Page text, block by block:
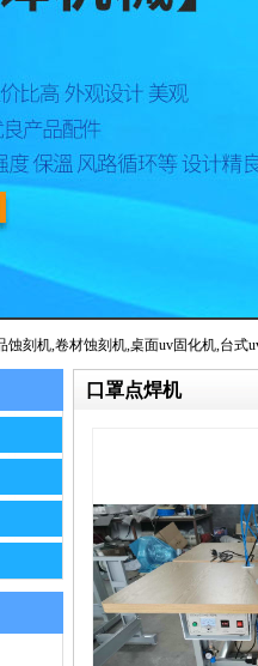
蚀刻机,卷材蚀刻机,桌面uv固化机,台式
保定市工商局批准正式更名为保定市
口罩点焊机